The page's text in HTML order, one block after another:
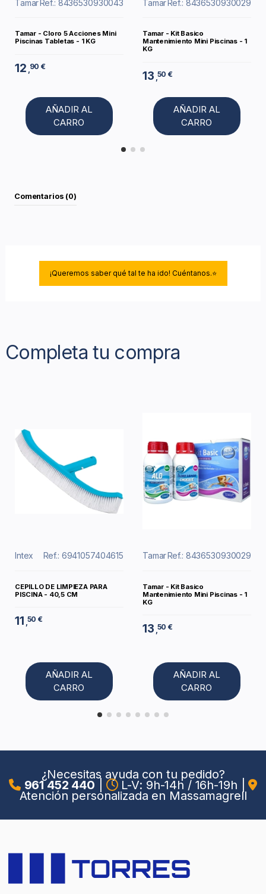
Tamar Ref.: 8436530930043
Tamar - Cloro 5 Acciones Mini
Piscinas Tabletas - 1 KG
12 90 €
AÑADIR AL
CARRO
Tamar Ref.: 8436530930029
Tamar - Kit Basico
Mantenimiento Mini Piscinas - 1
KG
13 ,50 €
AÑADIR AL
CARRO
Comentarios (0)
¡Queremos saber qué tal te ha ido! Cuéntanos.⭐
Completa tu compra
Intex Ref.: 6941057404615
CEPILLO DE LIMPIEZA PARA
PISCINA - 40,5 CM
11 ,50 €
AÑADIR AL
CARRO
TamarRef.: 8436530930029
Tamar - Kit Basico
Mantenimiento Mini Piscinas - 1
KG
13 ,50 €
AÑADIR AL
CARRO
¿Necesitas ayuda con tu pedido?
961 452 440 L-V: 9h-14h / 16h-19h
Atención personalizada en Massamagrell